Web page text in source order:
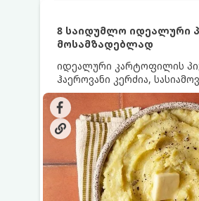
8 საიდუმლო იდეალური
მოსამზადებლად
იდეალური კარტოფილის
ჰაეროვანი კერძია,
ნაღების-მოყვითალო
ძალიან მარტივია, მაგრამ
საიდუმლო, რომლებიც
პიურე იდეალურად